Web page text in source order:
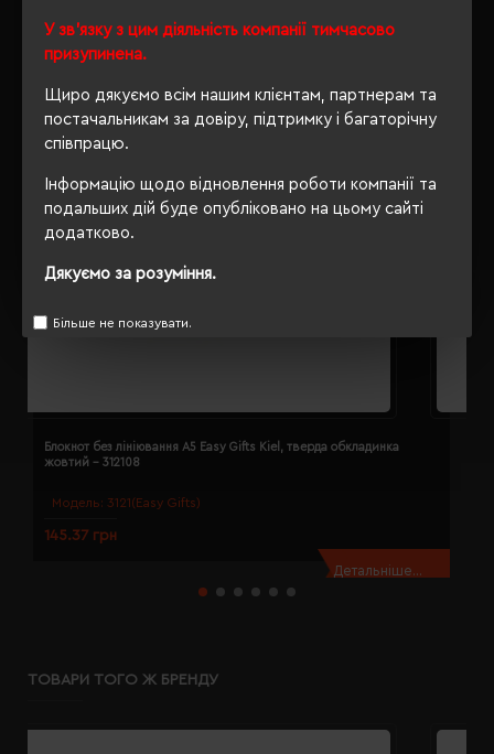
У зв'язку з цим діяльність компанії тимчасово
призупинена.
Щиро дякуємо всім нашим клієнтам, партнерам та
постачальникам за довіру, підтримку і багаторічну
співпрацю.
Інформацію щодо відновлення роботи компанії та
подальших дій буде опубліковано на цьому сайті
додатково.
Дякуємо за розуміння.
Більше не показувати.
Модель: 3121(Easy Gifts)
Блокнот без лініювання A5 Easy Gifts Kiel, тверда обкладинка
жовтий - 312108
145.37 грн
Детальніше...
ТОВАРИ ТОГО Ж БРЕНДУ